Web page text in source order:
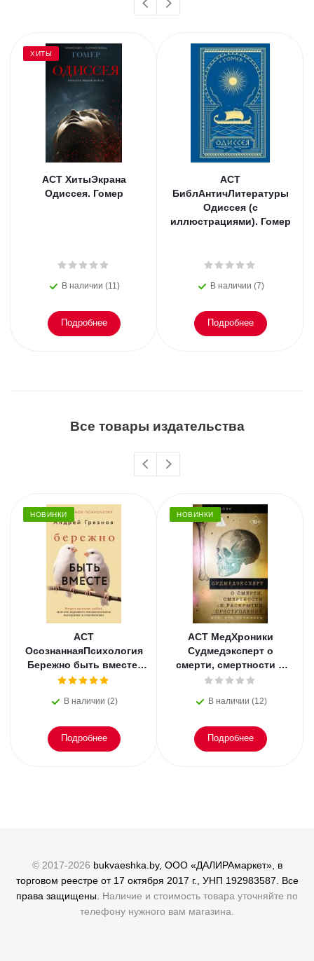
ХИТЫ
АСТ ХитыЭкрана
Одиссея. Гомер
В наличии (11)
Подробнее
АСТ
БиблАнтичЛитературы
Одиссея (с
иллюстрациями). Гомер
В наличии (7)
Подробнее
Все товары издательства
НОВИНКИ
АСТ
ОсознаннаяПсихология
Бережно быть вместе.
Второе дыхание любви,
эмоциональное
В наличии (2)
Подробнее
НОВИНКИ
АСТ МедХроники
Судмедэксперт о
смерти, смертности и
раскрытии
осталось. Блэк
В наличии (12)
Подробнее
© 2017-2026 bukvaeshka.by, ООО «ДАЛИРАмаркет», в
торговом реестре от 17 октября 2017 г., УНП 192983587. Все
права защищены. Наличие и стоимость товара уточняйте по
телефону нужного вам магазина.